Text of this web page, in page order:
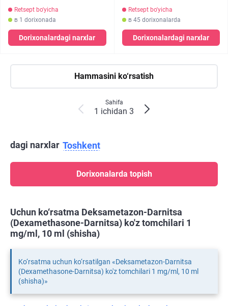
Retsept bo'yicha
в 1 dorixonada
Dorixonalardagi narxlar
Retsept bo'yicha
в 45 dorixonalarda
Dorixonalardagi narxlar
Hammasini ko‘rsatish
Sahifa
1 ichidan 3
dagi narxlar Toshkent
Dorixonalarda topish
Uchun ko‘rsatma Deksametazon-Darnitsa
(Dexamethasone-Darnitsa) ko'z tomchilari 1
mg/ml, 10 ml (shisha)
Ko‘rsatma uchun ko‘rsatilgan «Deksametazon-Darnitsa
(Dexamethasone-Darnitsa) ko'z tomchilari 1 mg/ml, 10 ml
(shisha)»